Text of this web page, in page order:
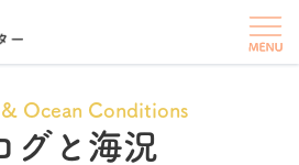
Ocean Conditions
グと海況